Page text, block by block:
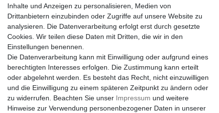
Inhalte und Anzeigen zu personalisieren, Medien von
Drittanbietern einzubinden oder Zugriffe auf unsere Website zu
analysieren. Die Datenverarbeitung erfolgt erst durch gesetzte
Cookies. Wir teilen diese Daten mit Dritten, die wir in den
Einstellungen benennen.
Die Datenverarbeitung kann mit Einwilligung oder aufgrund eines
berechtigten Interesses erfolgen. Die Zustimmung kann erteilt
oder abgelehnt werden. Es besteht das Recht, nicht einzuwilligen
und die Einwilligung zu einem späteren Zeitpunkt zu ändern oder
zu widerrufen. Beachten Sie unser Impressum und weitere
Hinweise zur Verwendung personenbezogener Daten in unserer